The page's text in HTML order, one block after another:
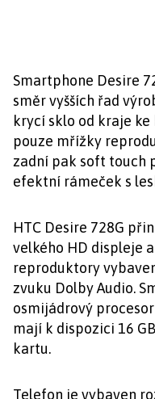
Smartphone Desire
směr vyšších řad
krycí sklo od kraje
pouze mřížky
zadní pak soft touch
efektní rámeček s
HTC Desire 728G
velkého HD displeje
reproduktory
zvuku Dolby Audio.
osmijádrový
mají k dispozici 16
kartu.
Telefon je vybaven